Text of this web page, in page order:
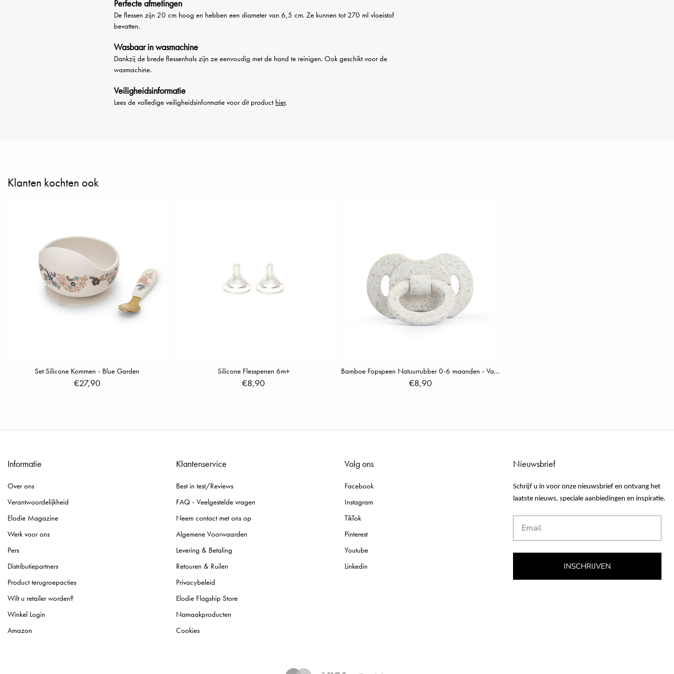
Perfecte afmetingen
De flessen zijn 20 cm hoog en hebben een diameter van 6,5 cm. Ze kunnen tot 270 ml vloeistof
bevatten.
Wasbaar in wasmachine
Dankzij de brede flessenhals zijn ze eenvoudig met de hand te reinigen. Ook geschikt voor de
wasmachine.
Veiligheidsinformatie
Lees de volledige veiligheidsinformatie voor dit product hier.
Klanten kochten ook
Set Silicone Kommen - Blue Garden
€27,90
Silicone Flesspenen 6m+
€8,90
Bamboe Fopspeen Natuurrubber 0-6 maanden - Vanilla White
€8,90
Informatie
Over ons
Verantwoordelijkheid
Elodie Magazine
Werk voor ons
Pers
Distributiepartners
Product terugroepacties
Wilt u retailer worden?
Winkel Login
Amazon
Klantenservice
Best in test/Reviews
FAQ - Veelgestelde vragen
Neem contact met ons op
Algemene Voorwaarden
Levering & Betaling
Retouren & Ruilen
Privacybeleid
Elodie Flagship Store
Namaakproducten
Cookies
Volg ons
Facebook
Instagram
TikTok
Pinterest
Youtube
Linkedin
Nieuwsbrief
Schrijf u in voor onze nieuwsbrief en ontvang het
laatste nieuws, speciale aanbiedingen en inspiratie.
INSCHRIJVEN